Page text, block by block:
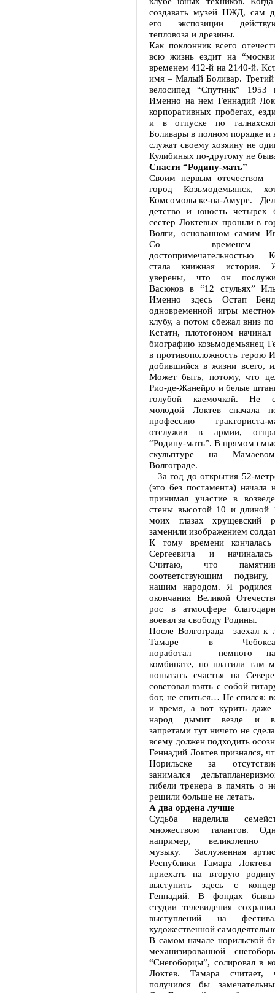
создавать музей НЖД, сам
его экспозиции
тепловоза и дрезины.
Как поклонник всего
всю жизнь ездит на
временем 412-й на 2140-й.
имя – Малый Боливар.
велосипед “Спутник” 1953
Именно на нем Геннадий
корпоративных пробегах,
и в отпуске по
Боливары в полном порядке и
служат своему хозяину не
Кулибиных по-другому не
Спасти “Родину-мать”
Своим первым отечеством
город Козьмодемьянск,
Комсомольске-на-Амуре.
детство и юность четырех
сестер Локтевых прошли в
Волги, основанном самим
Со временем
достопримечательностью
стала книжная история.
уверены, что он
Васюков в “12 стульях”
Именно здесь Остап
одновременной игры
клубу, а потом сбежал вниз
Кстати, плотогоном
биографию козьмодемьянец
в противоположность герою
добившийся в жизни всего,
Может быть, потому, что
Рио-де-Жанейро и белые
голубой каемочкой. Не
молодой Локтев сначала
профессию
отслужив в армии,
“Родину-мать”. В прямом
скульптуре на
Волгограде.
– За год до открытия 52-
(это без постамента) начала
принимал участие в
стены высотой 10 и длиной
моих глазах хрущевский
заменили изображением
К тому времени
Сергеевича и
Считаю, что
соответствующим
нашим народом. Я родился
окончания Великой
рос в атмосфере
воевал за свободу Родины.
После Волгограда заехал к
Тамаре в
поработал немного на
комбинате, но платили там
попытать счастья на
советовал взять с собой
бог, не спиться… Не спился:
и время, а вот курить даже
народ дымит везде и
запретами тут ничего не
всему должен подходить
Геннадий Локтев признался,
Норильске за
занимался
гибели тренера в память о
решили больше не летать.
А два ордена лучше
Судьба наделила
множеством талантов.
например,
музыку. Заслуженная
Республики Тамара
приехать на вторую
выступить здесь с
Геннадий. В фондах
студии телевидения
выступлений на
художественной
В самом начале норильской
механизированной
“Снегоборцы”, солировал в
Локтев. Тамара
получился бы